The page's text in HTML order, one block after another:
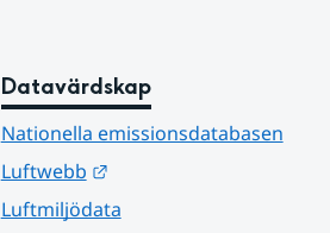
Datavärdskap
Nationella emissionsdatabasen
Luftwebb
Länk till annan webbplats.
Luftmiljödata